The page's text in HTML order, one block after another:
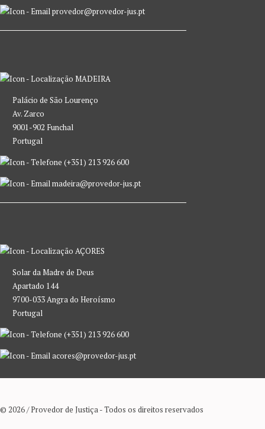
provedor@provedor-jus.pt
MADEIRA
Palácio de São Lourenço
Av. Zarco
9001-902 Funchal
Portugal
(+351) 213 926 600
madeira@provedor-jus.pt
AÇORES
Solar da Madre de Deus
Apartado 144
9700-033 Angra do Heroísmo
Portugal
(+351) 213 926 600
acores@provedor-jus.pt
© 2026 / Provedor de Justiça - Todos os direitos reservados